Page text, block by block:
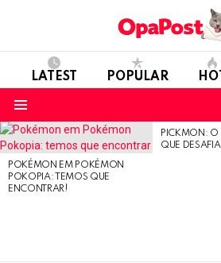
LATEST POPULAR HOT
LATEST
STORIES
POKÉMON EM POKÉMON
POKOPIA: TEMOS QUE
ENCONTRAR!
PICKMON:
QUE